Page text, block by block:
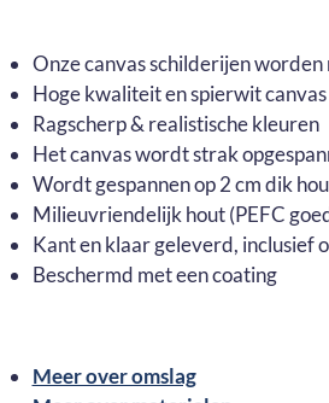
Onze canvas schilderijen
Hoge kwaliteit en spierwit canvas
Ragscherp & realistische kleuren
Het canvas wordt strak
Wordt gespannen op 2 cm dik
Milieuvriendelijk hout (PEFC
Kant en klaar geleverd, inclusief
Beschermd met een coating
Meer over omslag